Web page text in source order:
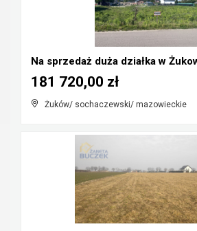
Na sprzedaż duża działka w
Żuków/ sochaczewski/ mazowieckie
181 720,00 zł